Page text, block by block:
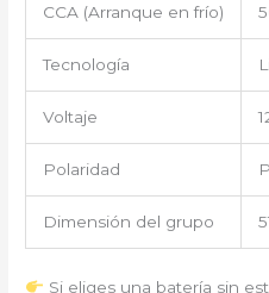
CCA (Arranque en frío)
Tecnología
Voltaje
Polaridad
Dimensión del grupo
Si eliges una batería sin